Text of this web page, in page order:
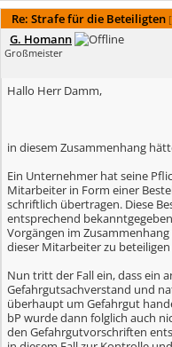
Re: Strafe für die Beteiligten [
G. Homann
Großmeister
Hallo Herr Damm,
in diesem Zusammenhang
Ein Unternehmer hat seine
Mitarbeiter in Form einer
schriftlich übertragen. Diese
entsprechend
Vorgängen im
dieser Mitarbeiter zu
Nun tritt der Fall ein, dass ein
Gefahrgutsachverstand und
überhaupt um Gefahrgut
bP wurde dann folglich auch
den Gefahrgutvorschriften